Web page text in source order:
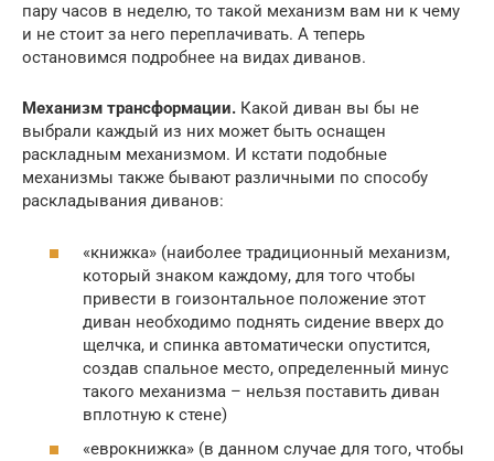
пару часов в неделю, то такой механизм вам ни к чему
и не стоит за него переплачивать. А теперь
остановимся подробнее на видах диванов.
Механизм трансформации. Какой диван вы бы не
выбрали каждый из них может быть оснащен
раскладным механизмом. И кстати подобные
механизмы также бывают различными по способу
раскладывания диванов:
«книжка» (наиболее традиционный механизм,
который знаком каждому, для того чтобы
привести в гоизонтальное положение этот
диван необходимо поднять сидение вверх до
щелчка, и спинка автоматически опустится,
создав спальное место, определенный минус
такого механизма – нельзя поставить диван
вплотную к стене)
«еврокнижка» (в данном случае для того, чтобы